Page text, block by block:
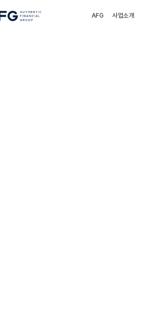
AFG 사업소개